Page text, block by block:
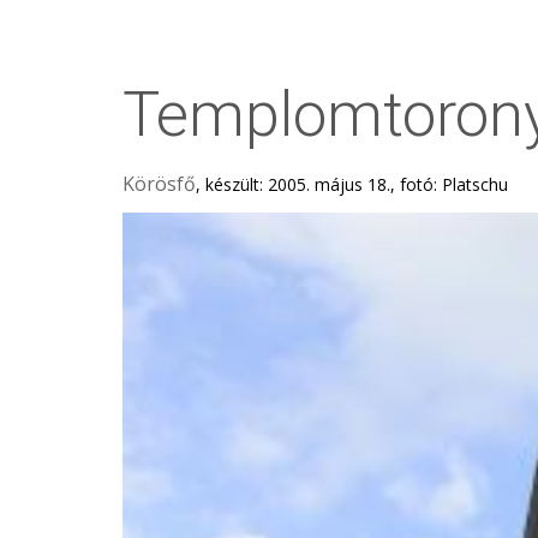
Körösfő, készült: 2005. május 18., fotó: Platschu